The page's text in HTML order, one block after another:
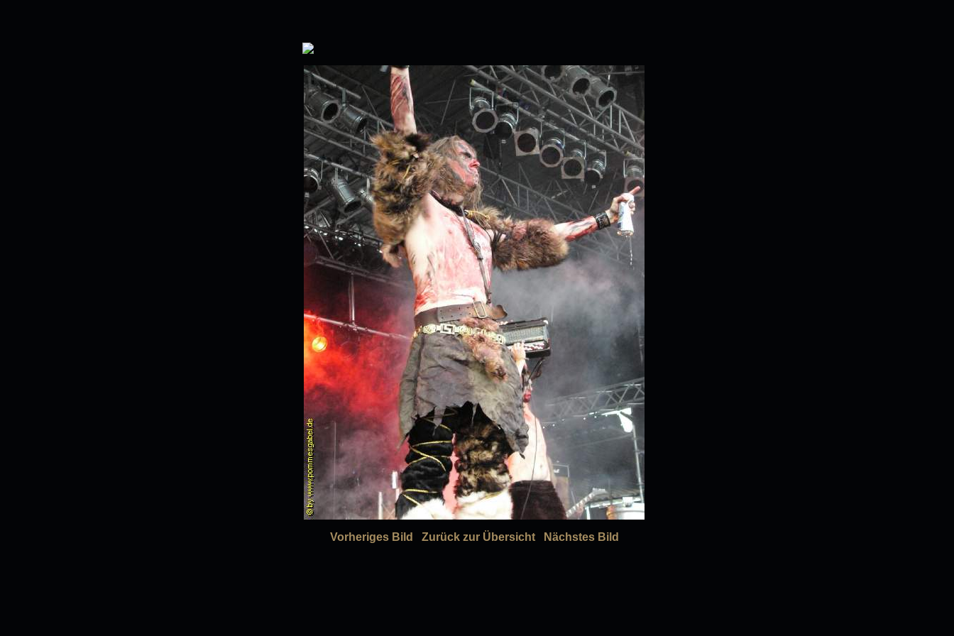
Vorheriges Bild Zurück zur Übersicht Nächstes Bild